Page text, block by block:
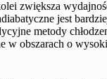
zwiększa
jest
metody
w obszarach o